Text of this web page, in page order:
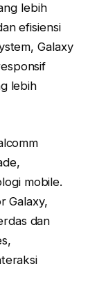
lebih
efisiensi
Galaxy
lebih
mobile.
Galaxy,
dan